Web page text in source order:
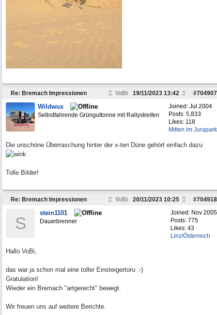
Re: Bremach Impressionen VoBi #704907
19/11/2023 13:42
Joined: Jul 2004
Posts: 5,833
Likes: 118
Mitten im Jurapark
Wildwux
Selbstfahrende Grünguttonne mit Rallystreifen
Die unschöne Überraschung hinter der x-ten Düne gehört einfach dazu
Tolle Bilder!
Re: Bremach Impressionen VoBi #704918
20/11/2023 10:25
Joined: Nov 2005
Posts: 775
Likes: 43
Linz/Österreich
S
stein1101
Dauerbrenner
Hallo VoBi,
das war ja schon mal eine toller Einsteigertoru :-)
Gratulation!
Wieder ein Bremach "artgerecht" bewegt.
Wir freuen uns auf weitere Berichte.